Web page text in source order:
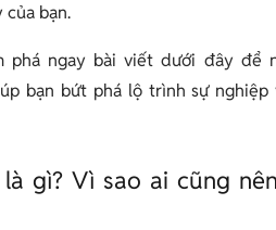
bạn.
phá ngay bài viết dưới đây để
bạn bứt phá lộ trình sự
là gì? Vì sao ai cũng